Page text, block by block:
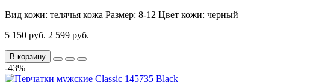
Вид кожи: телячья кожа Размер: 8-12 Цвет кожи: черный
5 150 руб. 2 599 руб.
В корзину
-43%